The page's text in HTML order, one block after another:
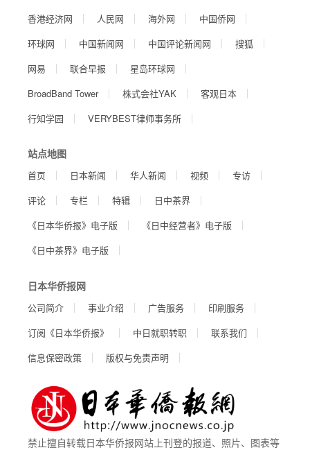
香港经济网
人民网 海外网
中国侨网
环球网
中国新闻网 中国评论新闻网
搜狐
网易
联合早报
星岛环球网
BroadBand Tower
株式会社YAK
客观日本
行知学园
VERYBEST律师事务所
站点地图
首页 日本新闻 华人新闻 视频
专访
评论
专栏 特辑
日中茶界
《日本华侨报》电子版
《日中经营者》电子版
《日中茶界》电子版
日本华侨报网
公司简介 事业介绍 广告服务
印刷服务
订阅《日本华侨报》
中日就职转职
联系我们
信息保密政策
版权与免责声明
禁止擅自转载日本华侨报网站上刊登的报道、照片、图表等